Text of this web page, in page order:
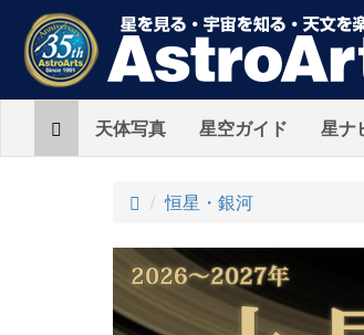
Home天体写真 星空ガイド 星ナ
ト
プ
恒星・銀河